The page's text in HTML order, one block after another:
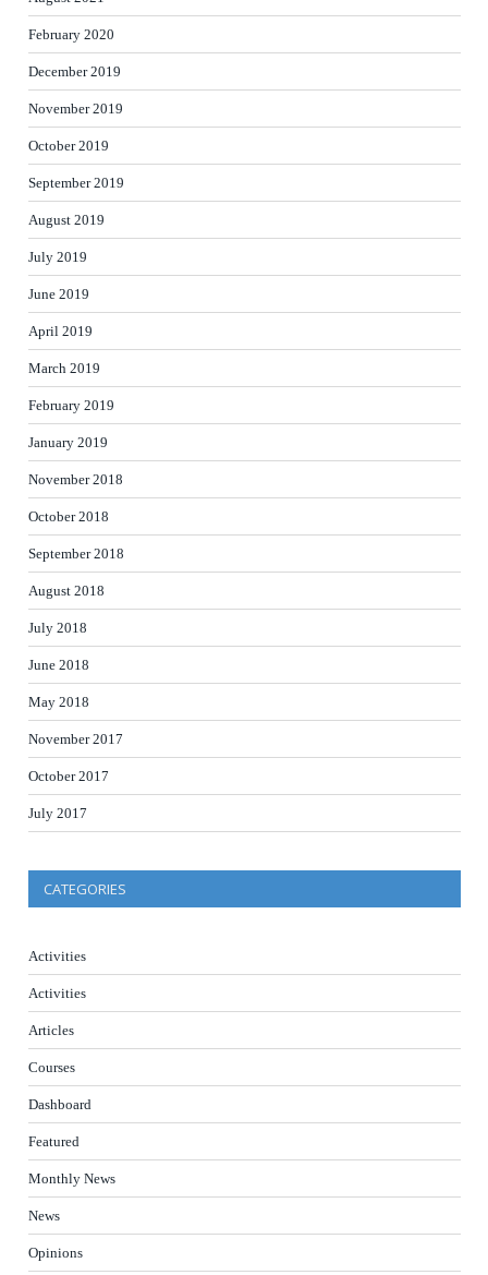
February 2020
December 2019
November 2019
October 2019
September 2019
August 2019
July 2019
June 2019
April 2019
March 2019
February 2019
January 2019
November 2018
October 2018
September 2018
August 2018
July 2018
June 2018
May 2018
November 2017
October 2017
July 2017
CATEGORIES
Activities
Activities
Articles
Courses
Dashboard
Featured
Monthly News
News
Opinions